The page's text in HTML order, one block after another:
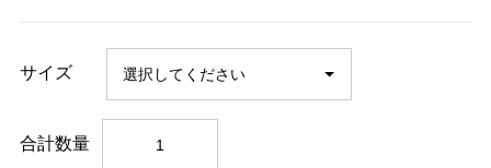
サイズ
合計数量